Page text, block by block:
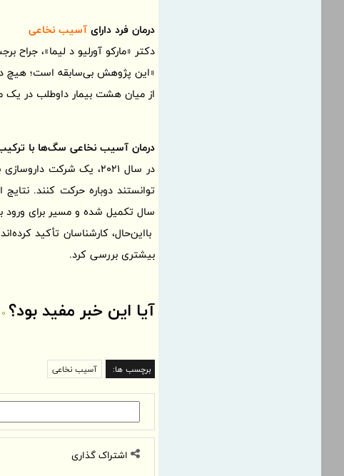
درمان فرد دارایآسیب نخاعی
دکتر «مارکو آورلیو د لیما»،
«این پژوهش بی‌سابقه است؛ هیچ
از میان هشت بیمار داوطلب در
درمانآسیب نخاعی سگ‌ها با
در سال 2021، یک شرکت داروسازی برزیلی همین ترکیب را به‌صورت دارو روی شش سگ دچار
سال تکمیل شده و مسیر برای ورود
بیشتری بررسی کرد.
آیا این خبر مفید بود؟ 0
برچسب ها: آسیب نخاعی
اشتراک گذاری